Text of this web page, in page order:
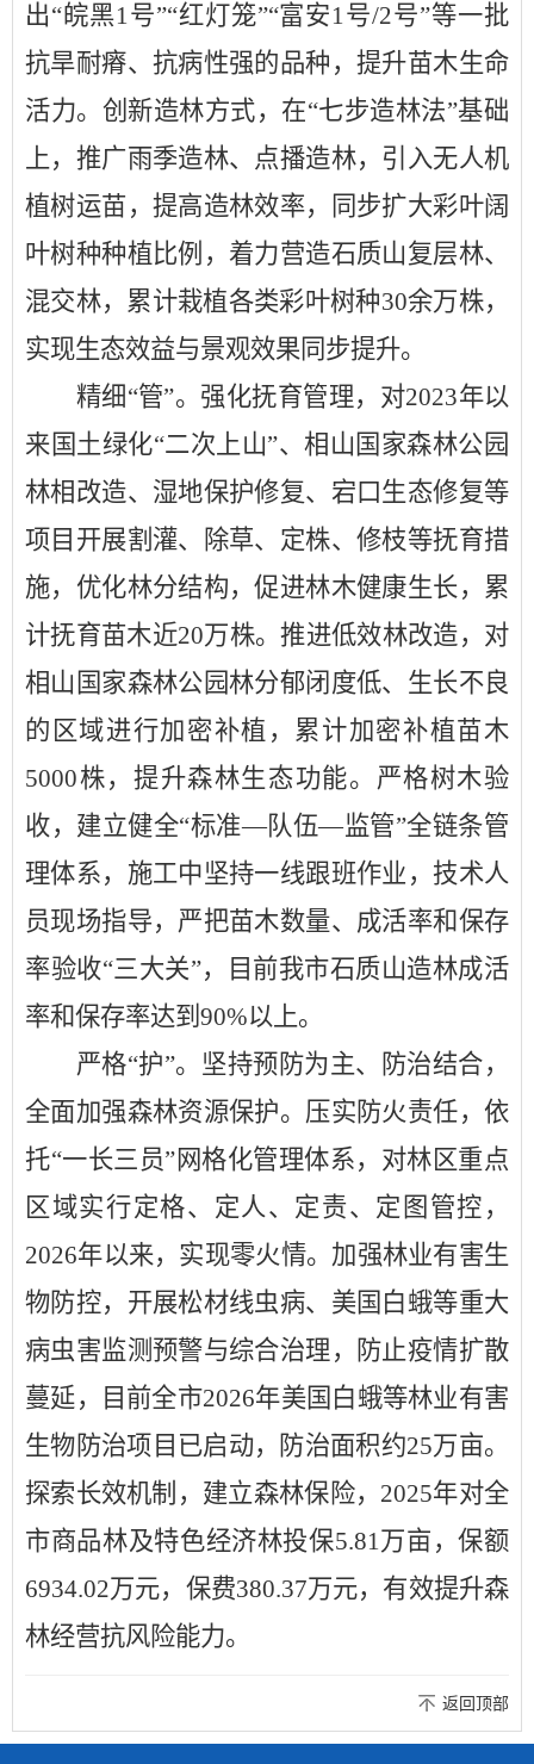
出“皖黑1号”“红灯笼”“富安1号/2号”等一批
抗旱耐瘠、抗病性强的品种，提升苗木生命
活力。创新造林方式，在“七步造林法”基础
上，推广雨季造林、点播造林，引入无人机
植树运苗，提高造林效率，同步扩大彩叶阔
叶树种种植比例，着力营造石质山复层林、
混交林，累计栽植各类彩叶树种30余万株，
实现生态效益与景观效果同步提升。
精细“管”。强化抚育管理，对2023年以
来国土绿化“二次上山”、相山国家森林公园
林相改造、湿地保护修复、宕口生态修复等
项目开展割灌、除草、定株、修枝等抚育措
施，优化林分结构，促进林木健康生长，累
计抚育苗木近20万株。推进低效林改造，对
相山国家森林公园林分郁闭度低、生长不良
的区域进行加密补植，累计加密补植苗木
5000株，提升森林生态功能。严格树木验
收，建立健全“标准—队伍—监管”全链条管
理体系，施工中坚持一线跟班作业，技术人
员现场指导，严把苗木数量、成活率和保存
率验收“三大关”，目前我市石质山造林成活
率和保存率达到90%以上。
严格“护”。坚持预防为主、防治结合，
全面加强森林资源保护。压实防火责任，依
托“一长三员”网格化管理体系，对林区重点
区域实行定格、定人、定责、定图管控，
2026年以来，实现零火情。加强林业有害生
物防控，开展松材线虫病、美国白蛾等重大
病虫害监测预警与综合治理，防止疫情扩散
蔓延，目前全市2026年美国白蛾等林业有害
生物防治项目已启动，防治面积约25万亩。
探索长效机制，建立森林保险，2025年对全
市商品林及特色经济林投保5.81万亩，保额
6934.02万元，保费380.37万元，有效提升森
林经营抗风险能力。
返回顶部